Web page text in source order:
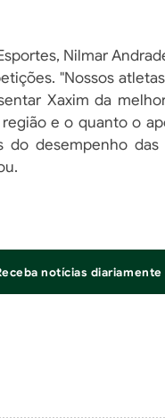
Nilmar
"Nossos
Xaxim da
e o quanto o
do desempenho
notícias